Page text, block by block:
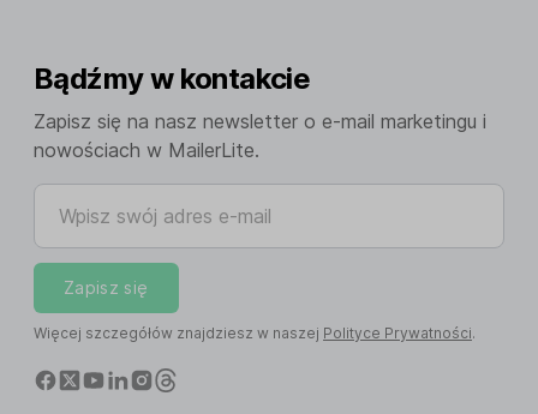
Bądźmy w kontakcie
Zapisz się na nasz newsletter o e-mail marketingu i
nowościach w MailerLite.
Wpisz swój adres e-mail
Zapisz się
Więcej szczegółów znajdziesz w naszej Polityce Prywatności.